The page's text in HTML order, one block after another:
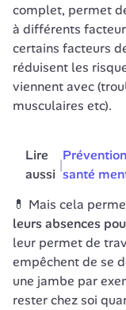
complet, permet
à différents
certains facteurs
réduisent les
viennent avec
musculaires etc).
Lire
aussi
|
santé
💊 Mais cela
leurs absences
leur permet de
empêchent de se
une jambe par
rester chez soi